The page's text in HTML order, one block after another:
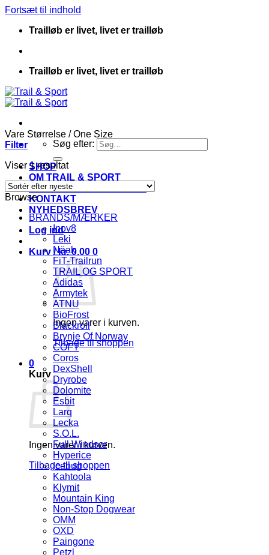
Fortsæt til indhold
Trailløb er livet, livet er trailløb
Trailløb er livet, livet er trailløb
Søg efter:
SHOP
OM TRAIL & SPORT
HANDELSBETINGELSER
KONTAKT
NYHEDSBREV
Log ind
Kurv /kr.0.00 0
Ingen varer i kurven.
Tilbage til shoppen
0
Kurv
Ingen varer i kurven.
Tilbage til shoppen
Vare Størrelse /One Size
Filter
Viser 1 resultat
Browse
BRANDS/MÆRKER
Inov8
Leki
Näak
FiT-Trailrun
TRAIL OG SPORT
Adidas
Armytek
ATNU
BioFrost
Blackroll
Brynje Of Norway
COFT
Coros
DexShell
Dryrobe
Dolomite
Esbit
Larq
Lecka
S.O.L.
Full Windsor
Hyperice
Icebug
Kahtoola
Klymit
Mountain King
Non-Stop Dogwear
OMM
OXD
Paingone
Petzl